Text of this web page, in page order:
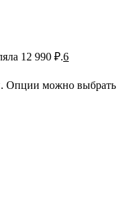
12 990 ₽.6
Опции можно выбрать